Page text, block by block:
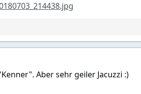
Aber sehr geiler Jacuzzi :)